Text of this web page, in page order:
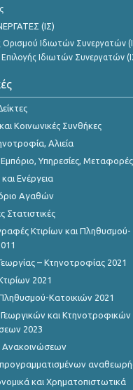
2024
2023
2023
2023
2023
2023
2023
2023
2023
2023
2023
2023
2022
2022
(ΙΣ)
Ορισμού Ιδιωτών Συνεργατών
Επιλογής Ιδιωτών Συνεργατών
Κοινωνικές Συνθήκες
Αλιεία
Εμπόριο, Υπηρεσίες, Μεταφορές
Ενέργεια
Αγαθών
Στατιστικές
Κτιρίων και Πληθυσμού-
– Κτηνοτροφίας 2021
2021
Κατοικιών 2021
και Κτηνοτροφικών
2023
Ανακοινώσεων
και Χρηματοπιστωτικά